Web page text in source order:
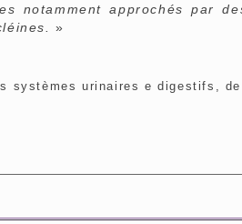
notamment approchés par
»
systèmes urinaires e digestifs, de